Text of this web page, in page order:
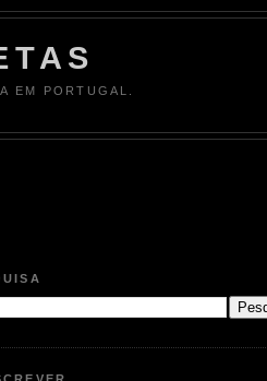
EM PORTUGAL.